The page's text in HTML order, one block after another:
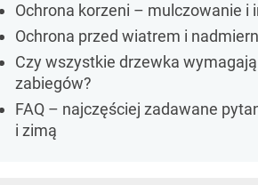
Ochrona korzeni – mulczowanie i
Ochrona przed wiatrem i
Czy wszystkie drzewka
zabiegów?
FAQ – najczęściej zadawane
i zimą